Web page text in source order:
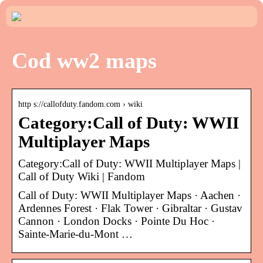
Cod ww2 maps
http s://callofduty.fandom.com › wiki
Category:Call of Duty: WWII
Multiplayer Maps
Category:Call of Duty: WWII Multiplayer Maps |
Call of Duty Wiki | Fandom
Call of Duty: WWII Multiplayer Maps · Aachen ·
Ardennes Forest · Flak Tower · Gibraltar · Gustav
Cannon · London Docks · Pointe Du Hoc ·
Sainte-Marie-du-Mont …